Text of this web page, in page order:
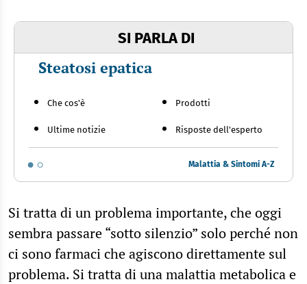
SI PARLA DI
Steatosi epatica
Che cos'è
Ultime notizie
Prodotti
Risposte dell'esperto
Malattia & Sintomi A-Z
Si tratta di un problema importante, che oggi
sembra passare “sotto silenzio” solo perché non
ci sono farmaci che agiscono direttamente sul
problema. Si tratta di una malattia metabolica e